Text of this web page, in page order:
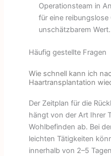
Operationsteam in
für eine
unschätzbarem Wert.
Häufig gestellte Fragen
Wie schnell kann ich
Haartransplantation
Der Zeitplan für die
hängt von der Art Ihrer
Wohlbefinden ab. Bei
leichten Tätigkeiten
innerhalb von 2–5